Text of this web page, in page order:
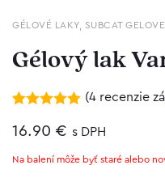
GÉLOVÉ LAKY, SUBCAT
Gélový lak
5.00z 5 na
zákazníckych
(4 recenzie
16.90 € s DPH
Na balení môže byť staré alebo